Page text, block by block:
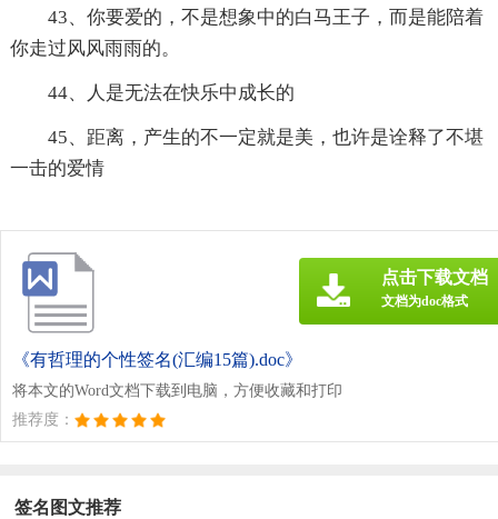
43、你要爱的，不是想象中的白马王子，而是能陪着
你走过风风雨雨的。
44、人是无法在快乐中成长的
45、距离，产生的不一定就是美，也许是诠释了不堪
一击的爱情
《有哲理的个性签名(汇编15篇).doc》
将本文的Word文档下载到电脑，方便收藏和打印
推荐度：
点击下载文档
文档为doc格式
签名图文推荐